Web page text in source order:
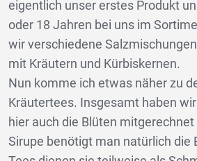
eigentlich unser erstes Produkt
oder 18 Jahren bei uns im
wir verschiedene
mit Kräutern und Kürbiskernen.
Nun komme ich etwas näher zu
Kräutertees. Insgesamt haben
hier auch die Blüten
Sirupe benötigt man natürlich die